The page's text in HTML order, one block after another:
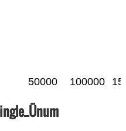
50000 100000